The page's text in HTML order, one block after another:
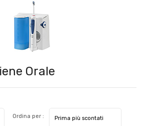
Orale
Ordina per :